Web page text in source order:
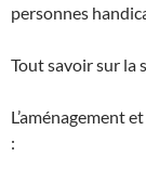
personnes
Tout savoir sur la
L’aménagement
: